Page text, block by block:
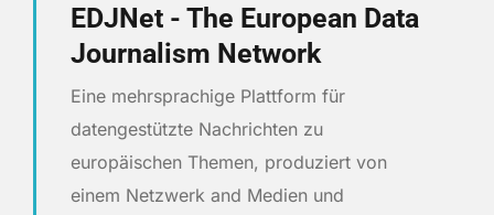
EDJNet - The European Data
Journalism Network
Eine mehrsprachige Plattform für
datengestützte Nachrichten zu
europäischen Themen, produziert von
einem Netzwerk and Medien und